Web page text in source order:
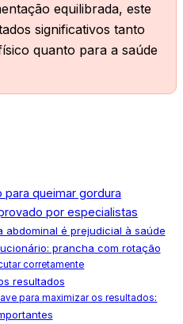
equilibrada, este
significativos tanto
quanto para a saúde
para queimar gordura
por especialistas
abdominal é prejudicial à saúde
prancha com rotação
corretamente
resultados
para maximizar os resultados: